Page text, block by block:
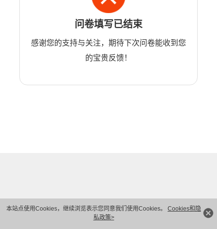
本站点使用Cookies，继续浏览表示您同意我们使用Cookies。 Cookies和隐
私政策>
问卷填写已结束
感谢您的支持与关注，期待下次问卷能收到您
的宝贵反馈！